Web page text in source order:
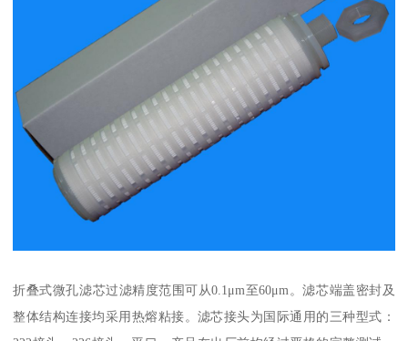
折叠式微孔滤芯过滤精度范围可从0.1μm至60μm。滤芯端盖密封及
整体结构连接均采用热熔粘接。滤芯接头为国际通用的三种型式：